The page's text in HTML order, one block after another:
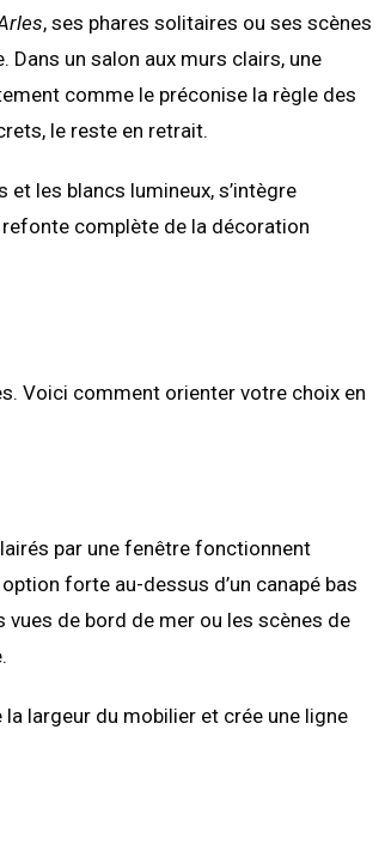
, ses phares solitaires ou ses scènes
un salon aux murs clairs, une
comme le préconise la règle des
le reste en retrait.
les blancs lumineux, s’intègre
complète de la décoration
Voici comment orienter votre choix en
par une fenêtre fonctionnent
forte au-dessus d’un canapé bas
vues de bord de mer ou les scènes de
largeur du mobilier et crée une ligne